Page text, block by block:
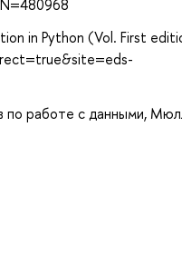
in Python (Vol. First
по работе с данными,